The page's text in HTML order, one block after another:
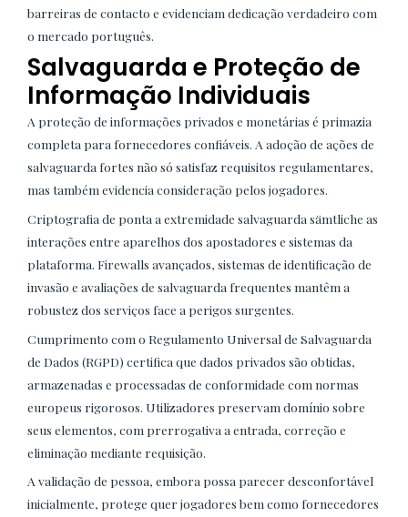
barreiras de contacto e evidenciam dedicação verdadeiro com
o mercado português.
Salvaguarda e Proteção de
Informação Individuais
A proteção de informações privados e monetárias é primazia
completa para fornecedores confiáveis. A adoção de ações de
salvaguarda fortes não só satisfaz requisitos regulamentares,
mas também evidencia consideração pelos jogadores.
Criptografia de ponta a extremidade salvaguarda sämtliche as
interações entre aparelhos dos apostadores e sistemas da
plataforma. Firewalls avançados, sistemas de identificação de
invasão e avaliações de salvaguarda frequentes mantêm a
robustez dos serviços face a perigos surgentes.
Cumprimento com o Regulamento Universal de Salvaguarda
de Dados (RGPD) certifica que dados privados são obtidas,
armazenadas e processadas de conformidade com normas
europeus rigorosos. Utilizadores preservam domínio sobre
seus elementos, com prerrogativa a entrada, correção e
eliminação mediante requisição.
A validação de pessoa, embora possa parecer desconfortável
inicialmente, protege quer jogadores bem como fornecedores